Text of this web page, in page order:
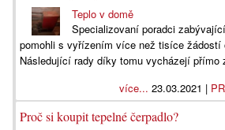
Teplo v domě
Specializovaní poradci
pomohli s vyřízením více než tisíce žádostí
Následující rady díky tomu vycházejí přímo
více... 23.03.2021 |
Proč si koupit tepelné čerpadlo?